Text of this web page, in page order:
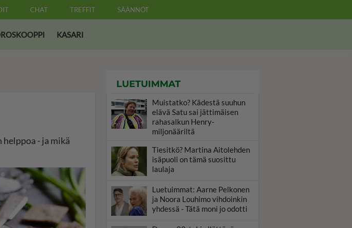
CHAT TREFFIT SÄÄNNÖT
KASARI
- ja mikä
LUETUIMMAT
Muistatko? Kädestä suuhun
elävä Satu sai jättimäisen
rahasalkun Henry-
miljonääriltä
Tiesitkö? Martina Aitolehden
isäpuoli on tämä suosittu
laulaja
Luetuimmat: Aarne Pelkonen
ja Noora Louhimo vihdoinkin
yhdessä - Tätä moni jo odotti